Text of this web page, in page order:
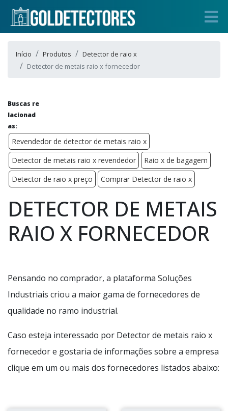
Início Produtos
Detector de raio x
Detector de metais raio x fornecedor
Buscas re
lacionad
as:
Revendedor de detector de metais raio x
Detector de metais raio x revendedor
Raio x de bagagem
Detector de raio x preço
Comprar Detector de raio x
DETECTOR DE METAIS
RAIO X FORNECEDOR
Pensando no comprador, a plataforma Soluções
Industriais criou a maior gama de fornecedores de
qualidade no ramo industrial.
Caso esteja interessado por Detector de metais raio x
fornecedor e gostaria de informações sobre a empresa
clique em um ou mais dos fornecedores listados abaixo: